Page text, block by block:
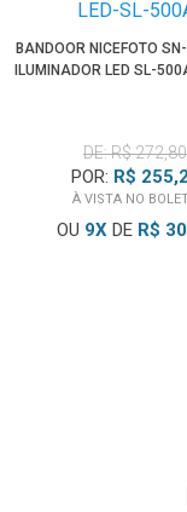
• Montagem
Luz Contínua LED
• Fácil de
durável
• Ideal para
e produções de
BANDOOR NICEFOTO
ILUMINADOR LED SL-
DE: R$ 272,80
POR: R$
À VISTA NO
OU 9X DE R$